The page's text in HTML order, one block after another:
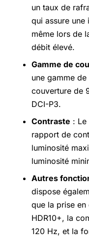
un taux de
qui assure une
même lors de
débit élevé.
Gamme de
une gamme
couverture de
DCI-P3.
Contraste : Le
rapport de
luminosité
luminosité
Autres
dispose
que la prise
HDR10+, la
120 Hz, et la